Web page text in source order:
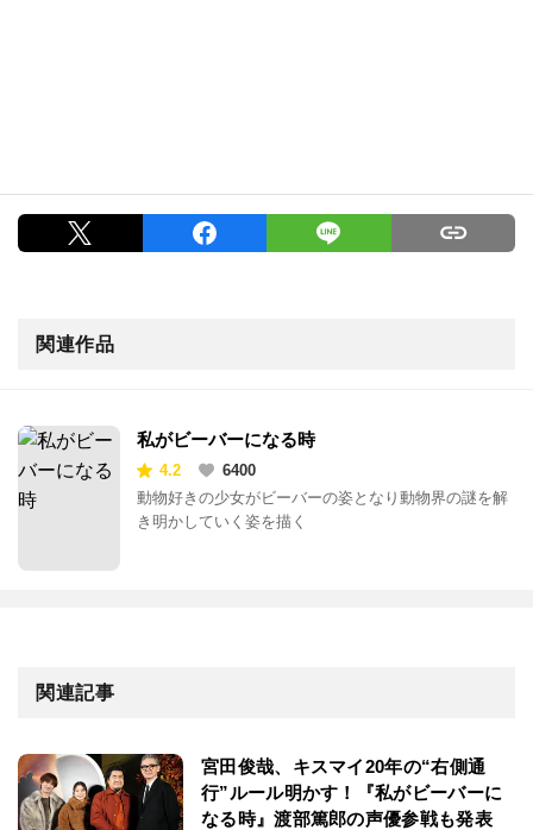
関連作品
私がビーバーになる時
4.2
6400
動物好きの少女がビーバーの姿となり動物界の謎を解
き明かしていく姿を描く
関連記事
宮田俊哉、キスマイ20年の“右側通
行”ルール明かす！『私がビーバーに
なる時』渡部篤郎の声優参戦も発表